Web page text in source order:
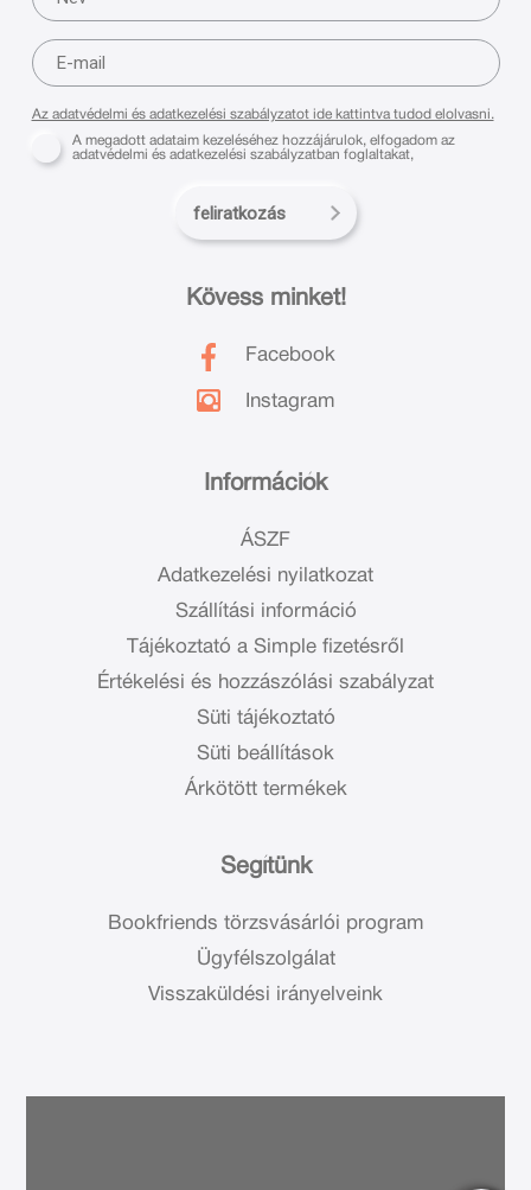
Információk
ÁSZF
Adatkezelési nyilatkozat
Szállítási információ
Tájékoztató a Simple fizetésről
Értékelési és hozzászólási szabályzat
Süti tájékoztató
Süti beállítások
Árkötött termékek
Segítünk
Bookfriends törzsvásárlói program
Ügyfélszolgálat
Visszaküldési irányelveink
Kövess minket!
Facebook
Instagram
Az adatvédelmi és adatkezelési szabályzatot ide kattintva tudod elolvasni.
A megadott adataim kezeléséhez hozzájárulok, elfogadom az
adatvédelmi és adatkezelési szabályzatban foglaltakat,
feliratkozás